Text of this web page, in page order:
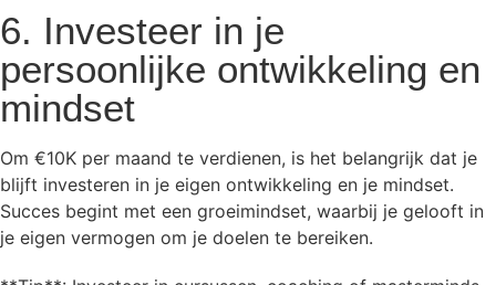
6. Investeer in je
persoonlijke ontwikkeling en
mindset
Om €10K per maand te verdienen, is het belangrijk dat je
blijft investeren in je eigen ontwikkeling en je mindset.
Succes begint met een groeimindset, waarbij je gelooft in
je eigen vermogen om je doelen te bereiken.